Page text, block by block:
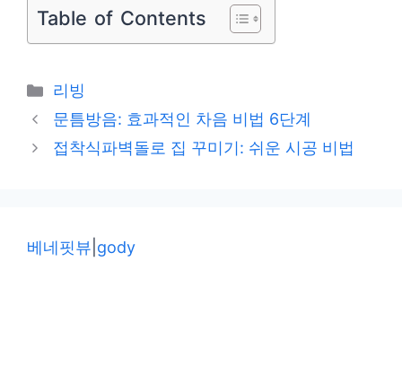
Table of Contents
카
테
고
리
리빙
문틈방음: 효과적인 차음 비법 6단계
접착식파벽돌로 집 꾸미기: 쉬운 시공 비법
베네핏뷰 gody